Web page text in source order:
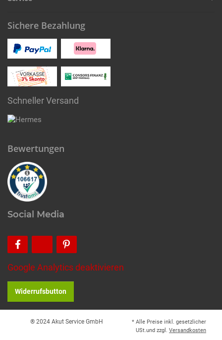
Sichere Bezahlung
Schneller Versand
Bewertungen
Social Media
Google Analytics deaktivieren
Widerrufsbutton
® 2024 Akut Service GmbH
* Alle Preise inkl. gesetzlicher
USt.und zzgl. Versandkosten